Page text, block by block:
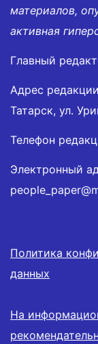
материалов,
активная
Главный
Адрес
Татарск, ул.
Телефон
Электронный
Политика
данных
На